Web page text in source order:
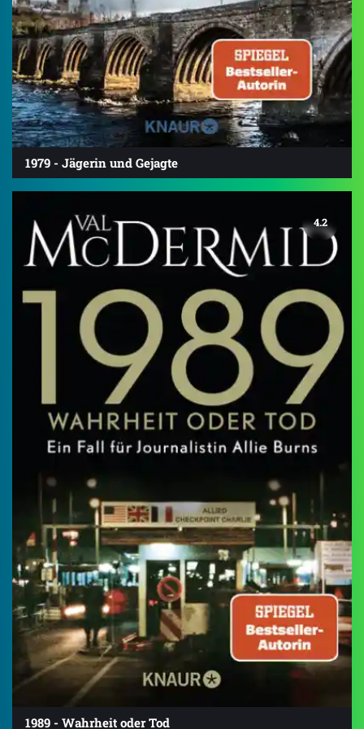
1979 - Jägerin und Gejagte
4.2
1989 - Wahrheit oder Tod